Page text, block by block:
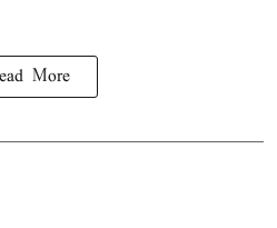
More